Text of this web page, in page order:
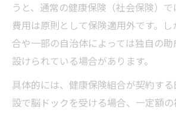
うと、通常の健康保険（社会保険）
費用は原則として保険適用外です。
合や一部の自治体によっては独自の
設けられている場合があります。
具体的には、健康保険組合が契約する
設で脳ドックを受ける場合、一定額